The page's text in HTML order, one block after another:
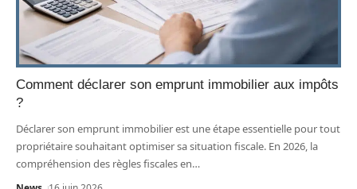
Comment déclarer son emprunt immobilier aux impôts
?
Déclarer son emprunt immobilier est une étape essentielle pour tout
propriétaire souhaitant optimiser sa situation fiscale. En 2026, la
compréhension des règles fiscales en…